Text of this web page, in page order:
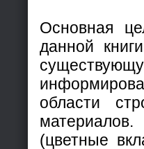
Основная
данной
области
(цветные